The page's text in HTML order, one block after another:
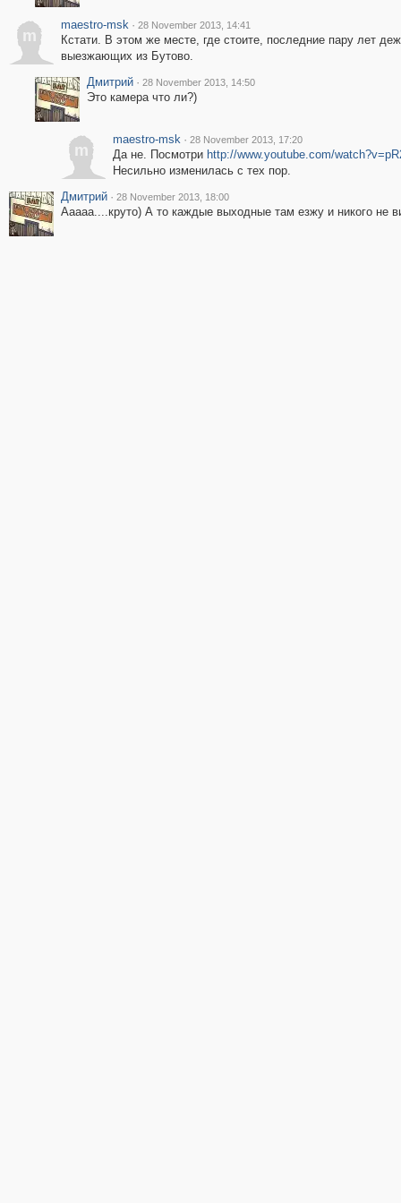
m
maestro-msk · 28 November 2013, 14:41
Кстати. В этом же месте, где стоите, последние пару лет
выезжающих из Бутово.
Дмитрий · 28 November 2013, 14:50
Это камера что ли?)
m
maestro-msk · 28 November 2013, 17:20
Да не. Посмотри http://www.youtube.com/
Несильно изменилась с тех пор.
Дмитрий · 28 November 2013, 18:00
Ааааа....круто) А то каждые выходные там езжу и никого не